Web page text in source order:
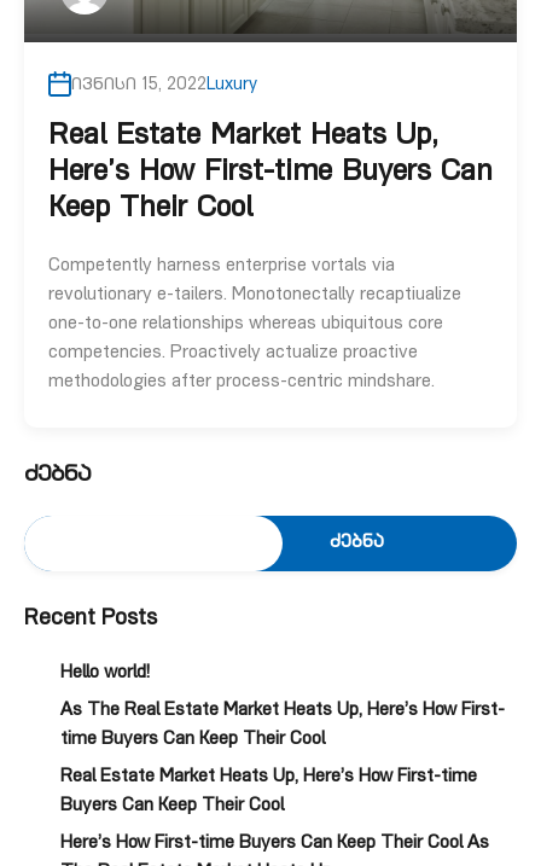
ივნისი 15, 2022Luxury
Real Estate Market Heats Up,
Here’s How First-time Buyers Can
Keep Their Cool
Competently harness enterprise vortals via
revolutionary e-tailers. Monotonectally recaptiualize
one-to-one relationships whereas ubiquitous core
competencies. Proactively actualize proactive
methodologies after process-centric mindshare.
ძებნა
ძებნა
Recent Posts
Hello world!
As The Real Estate Market Heats Up, Here’s How First-
time Buyers Can Keep Their Cool
Real Estate Market Heats Up, Here’s How First-time
Buyers Can Keep Their Cool
Here’s How First-time Buyers Can Keep Their Cool As